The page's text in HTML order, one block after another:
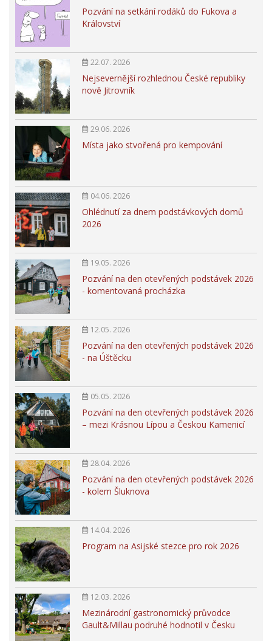
Pozvání na setkání rodáků do Fukova a
Království
22.07. 2026
Nejsevernější rozhlednou České republiky
nově Jitrovník
29.06. 2026
Místa jako stvořená pro kempování
04.06. 2026
Ohlédnutí za dnem podstávkových domů
2026
19.05. 2026
Pozvání na den otevřených podstávek 2026
- komentovaná procházka
12.05. 2026
Pozvání na den otevřených podstávek 2026
- na Úštěcku
05.05. 2026
Pozvání na den otevřených podstávek 2026
– mezi Krásnou Lípou a Českou Kamenicí
28.04. 2026
Pozvání na den otevřených podstávek 2026
- kolem Šluknova
14.04. 2026
Program na Asijské stezce pro rok 2026
12.03. 2026
Mezinárodní gastronomický průvodce
Gault&Millau podruhé hodnotil v Česku